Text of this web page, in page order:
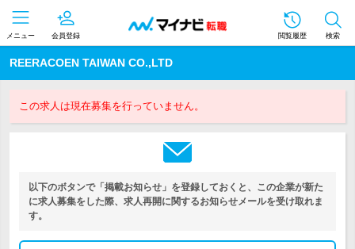
メニュー 会員登録 閲覧履歴 検索
REERACOEN TAIWAN CO.,LTD
この求人は現在募集を行っていません。
以下のボタンで「掲載お知らせ」を登録しておくと、この企業が新た
に求人募集をした際、求人再開に関するお知らせメールを受け取れま
す。